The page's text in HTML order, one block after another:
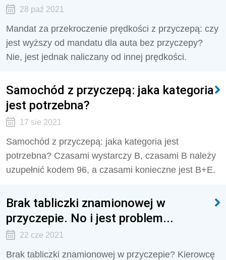
28 paź 2021
Mandat za przekroczenie prędkości z przyczepą: czy
jest wyższy od mandatu dla auta bez przyczepy?
Nie, jest jednak naliczany od innej prędkości.
Samochód z przyczepą: jaka kategoria
jest potrzebna?
17 sie 2021
Samochód z przyczepą: jaka kategoria jest
potrzebna? Czasami wystarczy B, czasami B należy
uzupełnić kodem 96, a czasami konieczne jest B+E.
Brak tabliczki znamionowej w
przyczepie. No i jest problem...
22 cze 2021
Brak tabliczki znamionowej w przyczepie? Kierowcę